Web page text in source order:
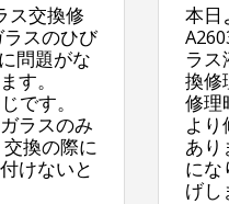
ス交換修
スのひび
問題がな
す。
です。
ラスのみ
換の際に
けないと
本日
ラス
換修
修理
よ
あり
にな
げし